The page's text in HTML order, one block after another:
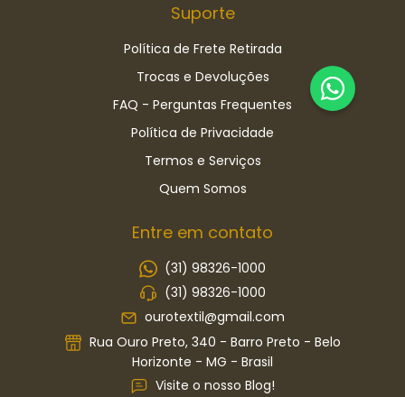
Suporte
Política de Frete Retirada
Trocas e Devoluções
FAQ - Perguntas Frequentes
Política de Privacidade
Termos e Serviços
Quem Somos
Entre em contato
(31) 98326-1000
(31) 98326-1000
ourotextil@gmail.com
Rua Ouro Preto, 340 - Barro Preto - Belo
Horizonte - MG - Brasil
Visite o nosso Blog!